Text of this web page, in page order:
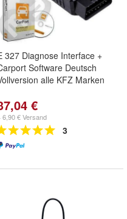
327 Diagnose Interface +
Software Deutsch
alle KFZ Marken
€
6,90 € Versand
3